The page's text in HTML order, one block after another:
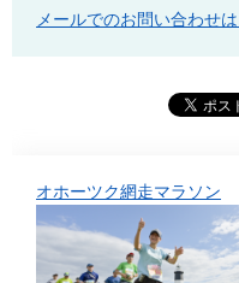
メールでのお問い合わせ
オホーツク網走マラソン